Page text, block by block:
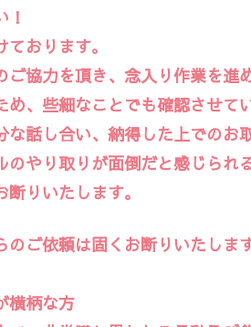
おります。
協力を頂き、念入り作業を進
め、些細なことでも確認させて
話し合い、納得した上でのお
のやり取りが面倒だと感じられ
りいたします。
のご依頼は固くお断りいたしま
横柄な方